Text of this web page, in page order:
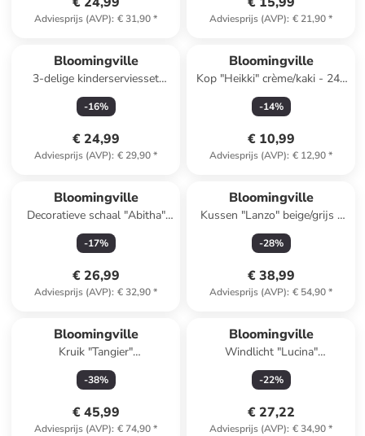
Adviesprijs (AVP): € 31,90* Adviesprijs (AVP): € 21,90*
Bloomingville
3-delige kinderserviesset
crème
-16%
€ 24,99
Adviesprijs (AVP): € 29,90*
Bloomingville
Kop "Heikki" crème/kaki - 240
ml
-14%
€ 10,99
Adviesprijs (AVP): € 12,90*
Bloomingville
Decoratieve schaal "Abitha"
beige - (L)19,5 cm
-17%
€ 26,99
Adviesprijs (AVP): € 32,90*
Bloomingville
Kussen "Lanzo" beige/grijs -
(L)50 x (B)35 cm
-28%
€ 38,99
Adviesprijs (AVP): € 54,90*
Bloomingville
Kruik "Tangier"
mintgroen/oranje - 2,14 l
-38%
€ 45,99
Adviesprijs (AVP): € 74,90*
Bloomingville
Windlicht "Lucina"
zilverkleurig - (H)20 x Ø 11
cm
-22%
€ 27,22
Adviesprijs (AVP): € 34,90*